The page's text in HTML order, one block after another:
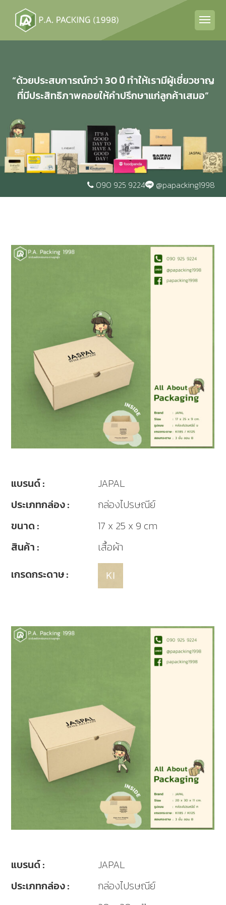
“ด้วยประสบการณ์กว่า 30 ปี ทำให้เรามีผู้เชี่ยวชาญ
ที่มีประสิทธิภาพคอยให้คำปรึกษาแก่ลูกค้าเสมอ”
090 925 9224 @papacking1998
แบรนด์ :
JAPAL
ประเภทกล่อง :
กล่องไปรษณีย์
ขนาด :
17 x 25 x 9 cm
สินค้า :
เสื้อผ้า
เกรดกระดาษ :
แบรนด์ :
JAPAL
ประเภทกล่อง :
กล่องไปรษณีย์